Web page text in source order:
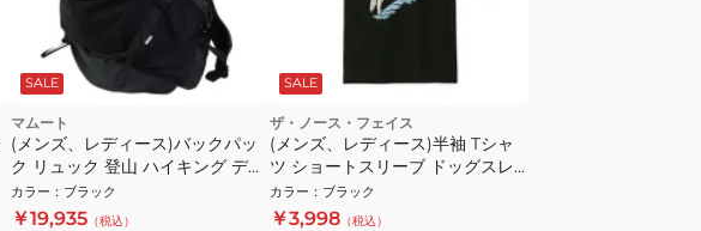
SALE
マムート
(メンズ、レディース)バックパッ
ク リュック 登山 ハイキング デュ
カン 32 2530-01300-0001
カラー ： ブラック
￥19,935 （税込）
SALE
ザ・ノース・フェイス
(メンズ、レディース)半袖 Tシャ
ツ ショートスリーブ ドッグスレ
ッドグラフィックティー NT32641
K
カラー ： ブラック
￥3,998 （税込）